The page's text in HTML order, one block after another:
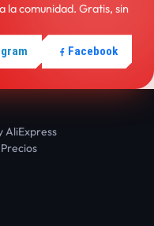
la comunidad. Gratis, sin
Facebook
AliExpress